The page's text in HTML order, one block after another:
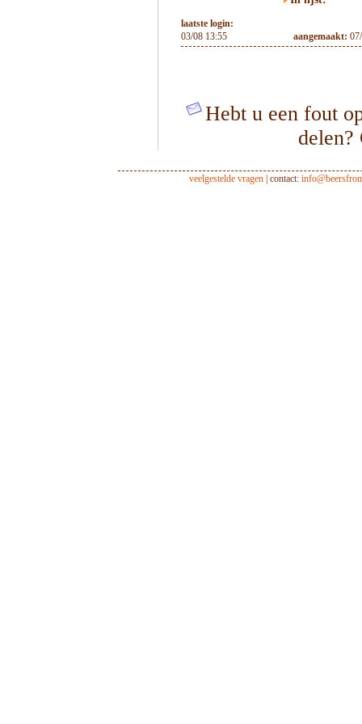
laatste login:
03/08 13:55
aangemaakt:
Hebt u een fout
veelgestelde vragen| contact: